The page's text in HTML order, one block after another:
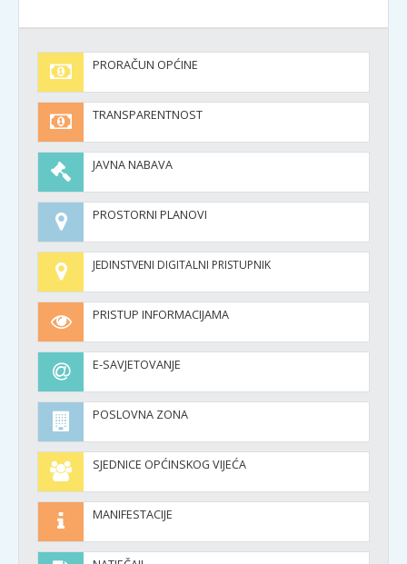
PRORAČUN OPĆINE
TRANSPARENTNOST
JAVNA NABAVA
PROSTORNI PLANOVI
JEDINSTVENI DIGITALNI PRISTUPNIK
PRISTUP INFORMACIJAMA
E-SAVJETOVANJE
POSLOVNA ZONA
SJEDNICE OPĆINSKOG VIJEĆA
MANIFESTACIJE